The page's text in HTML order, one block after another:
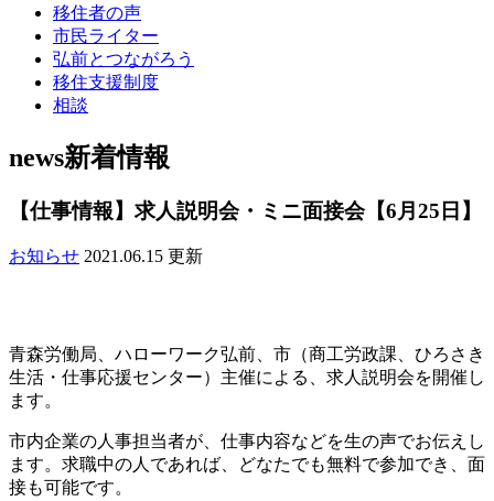
移住者の声
市民ライター
弘前とつながろう
移住支援制度
相談
news新着情報
【仕事情報】求人説明会・ミニ面接会【6月25日】
お知らせ 2021.06.15 更新
青森労働局、ハローワーク弘前、市（商工労政課、ひろさき
生活・仕事応援センター）主催による、求人説明会を開催し
ます。
市内企業の人事担当者が、仕事内容などを生の声でお伝えし
ます。求職中の人であれば、どなたでも無料で参加でき、面
接も可能です。